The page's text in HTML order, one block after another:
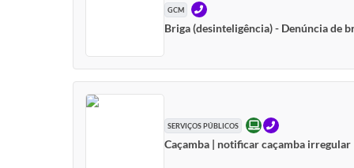
GCM TELEFONE
Briga (desinteligência) - Denúncia de
SERVIÇOS PÚBLICOS ONLINETELEFONE
Caçamba | notificar caçamba irregular